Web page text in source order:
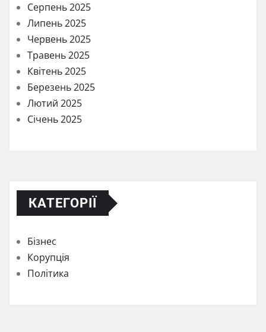
Серпень 2025
Липень 2025
Червень 2025
Травень 2025
Квітень 2025
Березень 2025
Лютий 2025
Січень 2025
КАТЕГОРІЇ
Бізнес
Корупція
Політика